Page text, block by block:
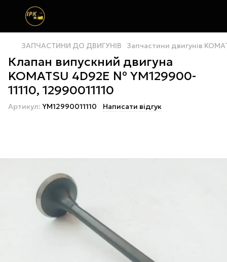
ЗАПЧАСТИНИ ДО ДВИГУНІВ Запчастини двигунів
Клапан випускний двигуна
KOMATSU 4D92E № YM129900-
11110, 12990011110
Артикул: YM12990011110 Написати відгук